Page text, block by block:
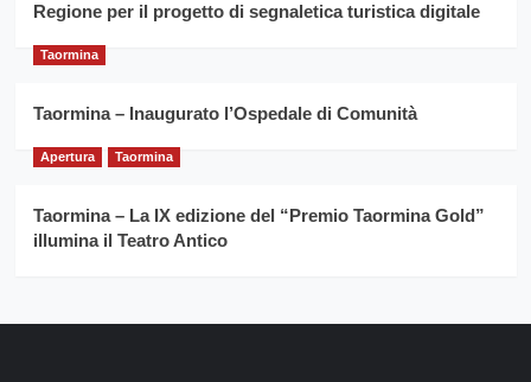
Regione per il progetto di segnaletica turistica digitale
Taormina
Taormina – Inaugurato l’Ospedale di Comunità
Apertura Taormina
Taormina – La IX edizione del “Premio Taormina Gold”
illumina il Teatro Antico